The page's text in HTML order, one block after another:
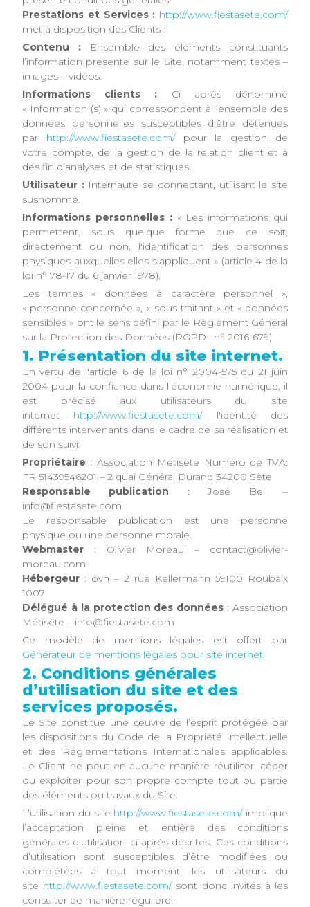
Prestations et Services : http://www.fiestasete.com/
met à disposition des Clients :
Contenu :Ensemble des éléments constituants
l’information présente sur le Site, notamment textes –
images – vidéos.
Informations clients : Ci après dénommé
« Information (s) » qui correspondent à l’ensemble des
données personnelles susceptibles d’être détenues
par http://www.fiestasete.com/pour la gestion de
votre compte, de la gestion de la relation client et à
des fin d’analyses et de statistiques.
Utilisateur :Internaute se connectant, utilisant le site
susnommé.
Informations personnelles :« Les informations qui
permettent, sous quelque forme que ce soit,
directement ou non, l'identification des personnes
physiques auxquelles elles s'appliquent » (article 4 de la
loi n° 78-17 du 6 janvier 1978).
Les termes « données à caractère personnel »,
« personne concernée », « sous traitant » et « données
sensibles » ont le sens défini par le Règlement Général
sur la Protection des Données (RGPD : n° 2016-679)
1. Présentation du site internet.
En vertu de l'article 6 de la loi n° 2004-575 du 21 juin
2004 pour la confiance dans l'économie numérique, il
est précisé aux utilisateurs du site
internet http://www.fiestasete.com/l'identité des
différents intervenants dans le cadre de sa réalisation et
de son suivi:
Propriétaire : Association Métisète Numéro de TVA:
FR 51439546201 – 2 quai Général Durand 34200 Sète
Responsable publication : José Bel –
info@fiestasete.com
Le responsable publication est une personne
physique ou une personne morale.
Webmaster : Olivier Moreau – contact@olivier-
moreau.com
Hébergeur : ovh – 2 rue Kellermann 59100 Roubaix
1007
Délégué à la protection des données : Association
Métisète – info@fiestasete.com
Ce modèle de mentions légales est offert par
Générateur de mentions légales pour site internet
2. Conditions générales
d’utilisation du site et des
services proposés.
Le Site constitue une œuvre de l’esprit protégée par
les dispositions du Code de la Propriété Intellectuelle
et des Réglementations Internationales applicables.
Le Client ne peut en aucune manière réutiliser, céder
ou exploiter pour son propre compte tout ou partie
des éléments ou travaux du Site.
L’utilisation du site http://www.fiestasete.com/implique
l’acceptation pleine et entière des conditions
générales d’utilisation ci-après décrites. Ces conditions
d’utilisation sont susceptibles d’être modifiées ou
complétées à tout moment, les utilisateurs du
site http://www.fiestasete.com/sont donc invités à les
consulter de manière régulière.